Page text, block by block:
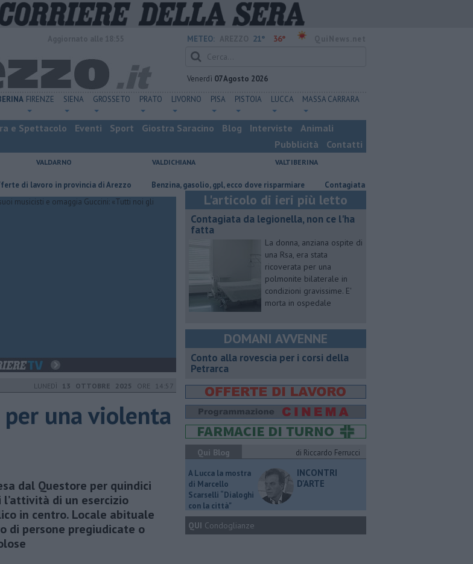
METEO: 21° 36°
Venerdì 07 Agosto 2026
FIRENZE SIENA GROSSETO PRATO LIVORNO PISA PISTOIA LUCCA MASSA CARRARA
e Spettacolo Eventi Sport Giostra Saracino Blog Interviste
Animali
Pubblicità
Contatti
VALDARNO VALDICHIANA VALTIBERINA
in provincia di Arezzo ​Benzina, gasolio, gpl, ecco dove risparmiare Contagiata da legionella, non ce l'ha fatta
LUNEDÌ 13 OTTOBRE 2025 ORE 14:57
una violenta
dal Questore per quindici
l’attività di un esercizio
in centro. Locale abituale
di persone pregiudicate o
L'articolo di ieri più letto
Contagiata da legionella, non ce l'ha
fatta
La donna, anziana ospite di
una Rsa, era stata
ricoverata per una
polmonite bilaterale in
condizioni gravissime. E'
morta in ospedale
DOMANI AVVENNE
​Conto alla rovescia per i corsi della
Petrarca
Qui Blog
di Riccardo Ferrucci
A Lucca la mostra
di Marcello
Scarselli “Dialoghi
con la città"
INCONTRI
D'ARTE
QUI Condoglianze